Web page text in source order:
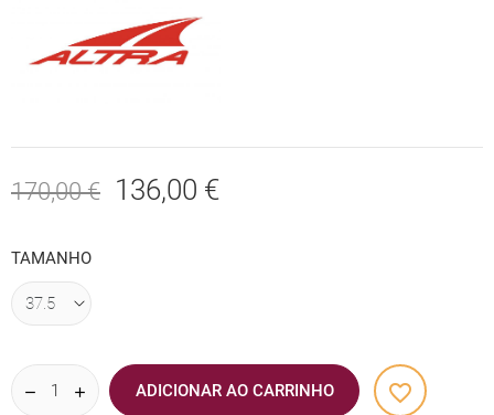
170,00 € 136,00 €
TAMANHO
ADICIONAR AO CARRINHO favorite_border